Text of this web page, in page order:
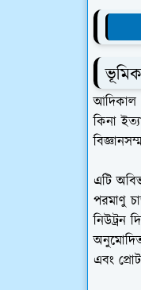
আদিকাল
কিনা
এটি
পরমাণু
নিউট্রন
এবং